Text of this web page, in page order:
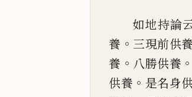
如地持論
養 。 三現前供養
養 。 八勝供養 。
供養 。 是名身